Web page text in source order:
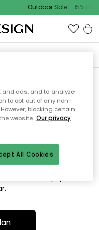
Outdoor Sale - 15%
sidan du
finns eller att den har
I menyn ovan kan du
en av våra populära
and ads, and to analyze
to opt out of any non-
blocking certain
website. Our privacy
All Cookies